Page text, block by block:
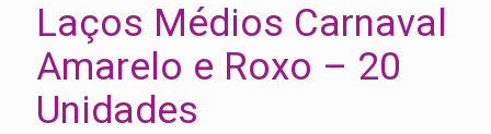
Laços Médios Carnaval
Amarelo e Roxo – 20
Unidades